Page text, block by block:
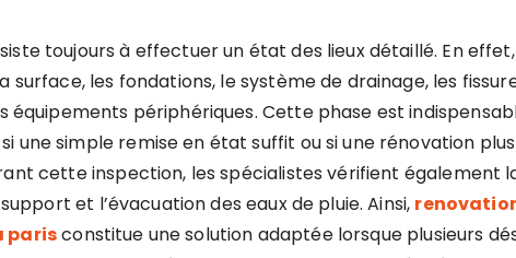
toujours à effectuer un état des lieux détaillé. En
surface, les fondations, le système de drainage, les
équipements périphériques. Cette phase est
une simple remise en état suffit ou si une rénovation
cette inspection, les spécialistes vérifient également
et l’évacuation des eaux de pluie. Ainsi,
parisconstitue une solution adaptée lorsque plusieurs